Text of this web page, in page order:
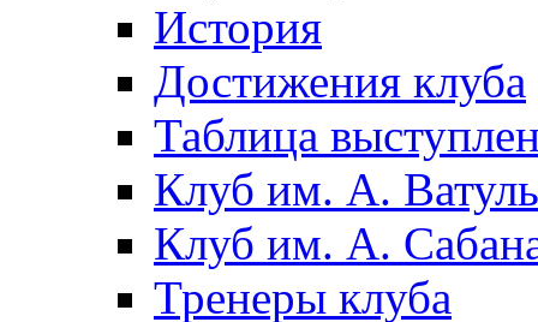
История
Достижения клуба
Таблица
Клуб им. А.
Клуб им. А.
Тренеры клуба